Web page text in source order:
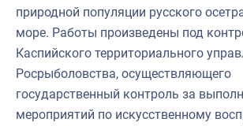
природной популяции русского
море. Работы произведены под
Каспийского территориального
Росрыболовства, осуществляющего
государственный контроль за
мероприятий по искусственному